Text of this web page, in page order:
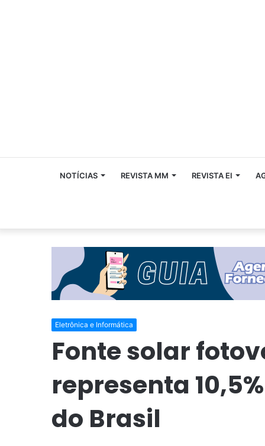
NOTÍCIAS REVISTA MM REVISTA EI
Eletrônica e Informática
Fonte solar
representa
do Brasil